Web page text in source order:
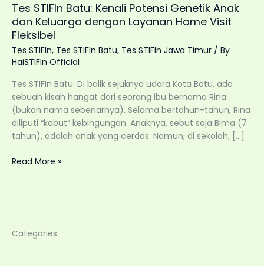
Tes STIFIn Batu: Kenali Potensi Genetik Anak
dan Keluarga dengan Layanan Home Visit
Fleksibel
Tes STIFIn, Tes STIFIn Batu, Tes STIFIn Jawa Timur / By
HaiSTIFIn Official
Tes STIFIn Batu. Di balik sejuknya udara Kota Batu, ada
sebuah kisah hangat dari seorang ibu bernama Rina
(bukan nama sebenarnya). Selama bertahun-tahun, Rina
diliputi “kabut” kebingungan. Anaknya, sebut saja Bima (7
tahun), adalah anak yang cerdas. Namun, di sekolah, […]
Tes
Anak
Read More »
Categories